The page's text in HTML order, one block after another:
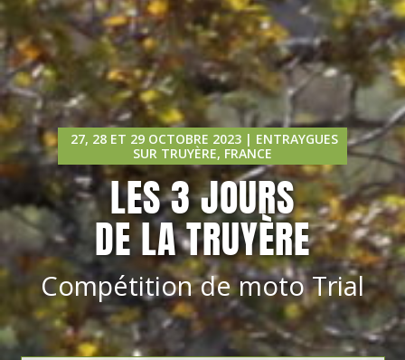
27, 28 ET 29 OCTOBRE 2023 | ENTRAYGUES
SUR TRUYÈRE, FRANCE
LES 3 JOURS
DE LA TRUYÈRE
Compétition de moto Trial